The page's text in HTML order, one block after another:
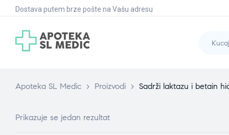
Dostava putem brze pošte na Vašu adresu
Apoteka SL Medic > Proizvodi > Sadrži laktazu i betain
Prikazuje se jedan rezultat